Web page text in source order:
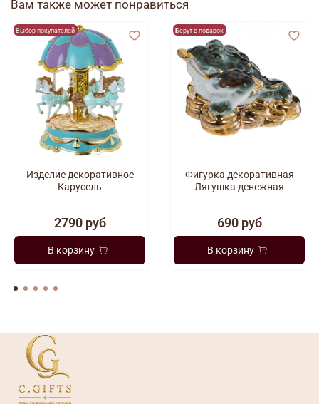
Вам также может понравиться
Выбор покупателей
Изделие декоративное
Карусель
2790 руб
В корзину
Берут в подарок
Фигурка декоративная
Лягушка денежная
690 руб
В корзину